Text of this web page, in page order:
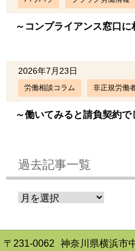
～コンプライアンス窓口に
2026年7月23日
労働相談コラム 非正規労働
～働いてみると請負契約で
過去記事一覧
〒231-0062 神奈川県横浜市